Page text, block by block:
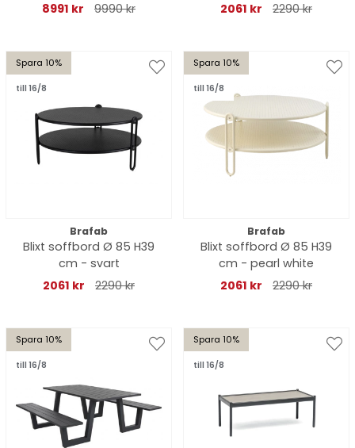
8991 kr
9990 kr 2061 kr 2290 kr
Spara 10%
till 16/8
Brafab
Blixt soffbord Ø 85 H39
cm - svart
2061 kr
2290 kr
Spara 10%
till 16/8
Brafab
Blixt soffbord Ø 85 H39
cm - pearl white
2061 kr
2290 kr
Spara 10%
till 16/8
Spara 10%
till 16/8